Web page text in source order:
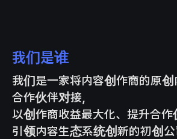
我们是谁
我们是一家将内容创作商的原
合作伙伴对接，
以创作商收益最大化、提升合作
引领内容生态系统创新的初创公